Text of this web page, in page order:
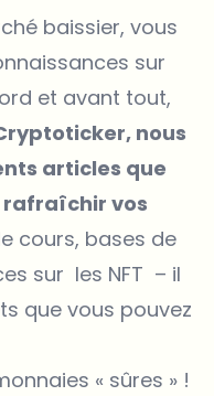
baissier, vous
sur
et avant tout,
nous
articles que
rafraîchir vos
cours, bases de
sur les NFT – il
que vous pouvez
« sûres » !